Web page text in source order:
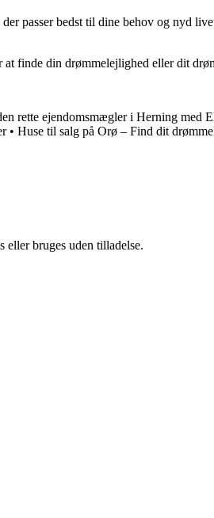
passer bedst til dine behov og nyd
finde din drømmelejlighed eller dit
rette ejendomsmægler i Herning med
• Huse til salg på Orø – Find dit
bruges uden tilladelse.